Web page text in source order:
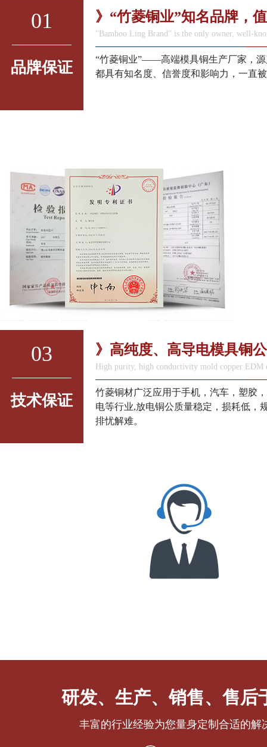
01
品牌保证
》“竹菱铜业”知名品牌，
"Bamboo Ling Brand" is the only owner, well-
“竹菱铜业”——高端模具铜生产厂家，
都具有知名度、信誉度和影响力，一直
03
技术保证
》高纯度、高导电模具铜
High purity, high conductivity mold copper EDM
竹菱铜材广泛应用于手机，汽车，塑胶
电等行业,放电铜公质量稳定，损耗低，
排忧解难。
研发、生产、销售、售后
丰富的行业经验为您量身定制合适的解